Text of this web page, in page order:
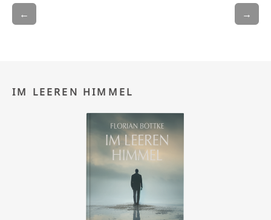
← →
IM LEEREN HIMMEL